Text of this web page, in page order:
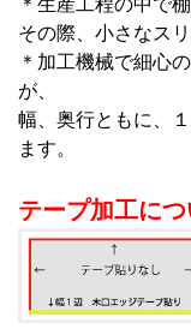
＊生産工程の中で
その際、小さなス
＊加工機械で細心
が、
幅、奥行ともに、
ます。
テープ加工につ